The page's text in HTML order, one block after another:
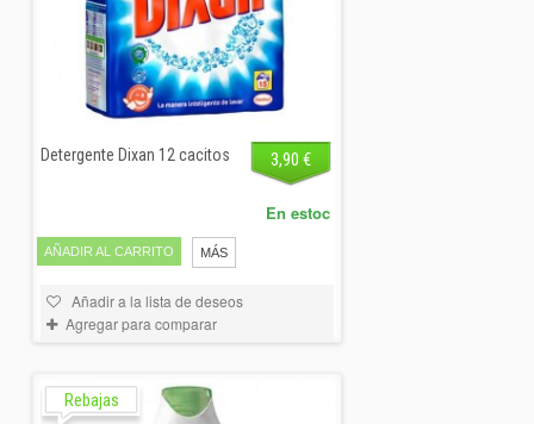
Detergente Dixan 12 cacitos 3,90 €
AÑADIR AL CARRITO MÁS
En estoc
Añadir a la lista de deseos
Agregar para comparar
Rebajas